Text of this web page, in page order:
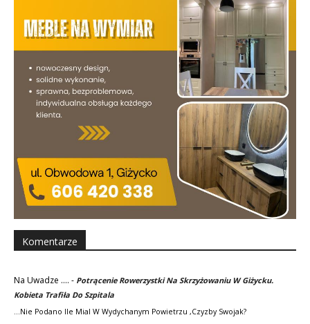
Komentarze
Na Uwadze .... - Potrącenie Rowerzystki Na Skrzyżowaniu W Giżycku.
Kobieta Trafiła Do Szpitala
...nie Podano Ile Mial W Wydychanym Powietrzu ,czyzby Swojak?